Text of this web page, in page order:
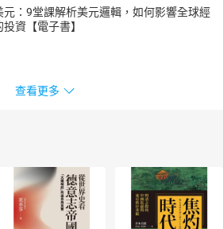
元：9堂課解析美元邏輯，如何影響全球經
資【電子書】
查看更多